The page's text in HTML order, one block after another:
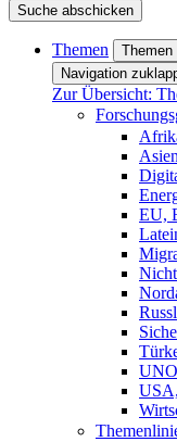
Suche abschicken
Themen
Themen
Navigation
Zur Übersicht:
Asien
EU,